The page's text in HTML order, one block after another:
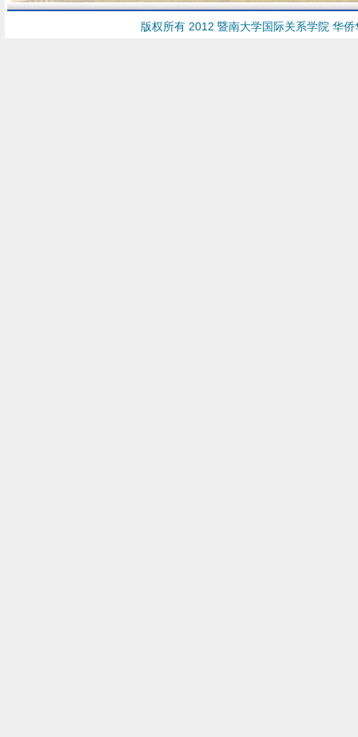
版权所有 2012 暨南大学国际关系学院 华